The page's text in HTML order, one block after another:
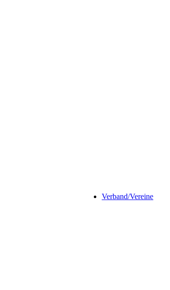
Verband/Vereine